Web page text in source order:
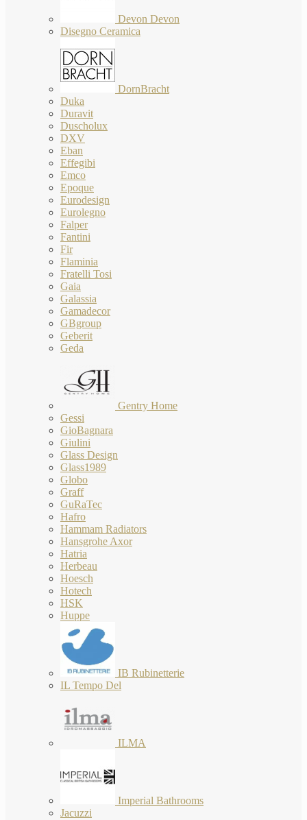
Devon Devon
Disegno Ceramica
DornBracht
Duka
Duravit
Duscholux
DXV
Eban
Effegibi
Emco
Epoque
Eurodesign
Eurolegno
Falper
Fantini
Fir
Flaminia
Fratelli Tosi
Gaia
Galassia
Gamadecor
GBgroup
Geberit
Geda
Gentry Home
Gessi
GioBagnara
Giulini
Glass Design
Glass1989
Globo
Graff
GuRaTec
Hafro
Hammam Radiators
Hansgrohe Axor
Hatria
Herbeau
Hoesch
Hotech
HSK
Huppe
IB Rubinetterie
IL Tempo Del
ILMA
Imperial Bathrooms
Jacuzzi